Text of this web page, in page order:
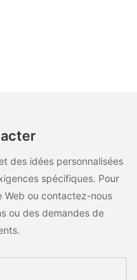
des idées personnalisées
spécifiques. Pour
Web ou contactez-nous
ou des demandes de